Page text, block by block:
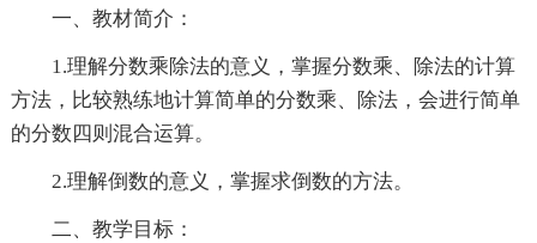
一、教材简介：
1.理解分数乘除法的意义，掌握分数乘、除法的计算
方法，比较熟练地计算简单的分数乘、除法，会进行简单
的分数四则混合运算。
2.理解倒数的意义，掌握求倒数的方法。
二、教学目标：